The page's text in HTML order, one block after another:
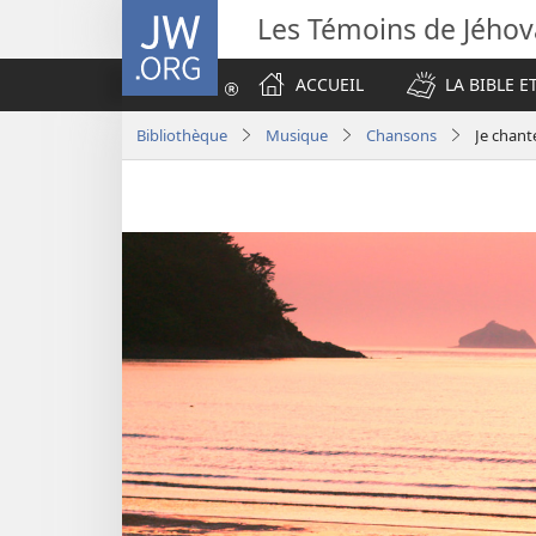
JW.ORG Les Témoins de
ACCUEIL
LA BIBLE
Bibliothèque Musique Chansons Je